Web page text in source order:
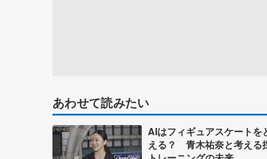
あわせて読みたい
AIはフィギュアスケートを
える？ 青木祐奈と考える